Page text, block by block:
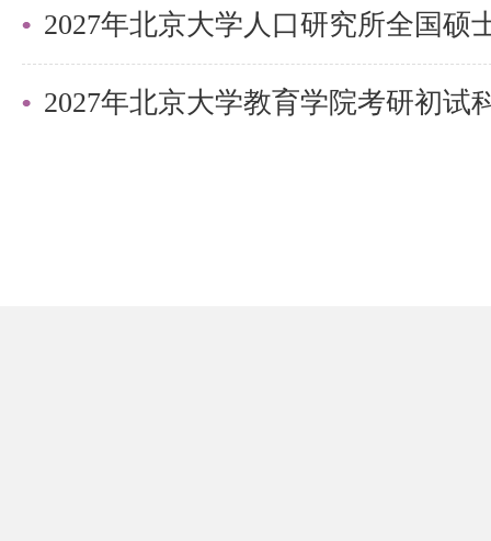
2027年北京大学教育学院考研初试